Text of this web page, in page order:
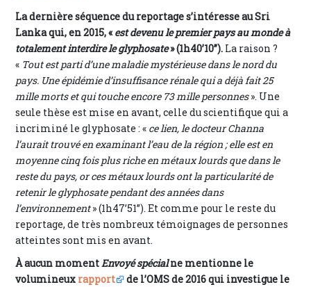
La dernière séquence du reportage s’intéresse au Sri
Lanka qui, en 2015, «est devenu le premier pays au monde à
totalement interdire le glyphosate» (1h40’10”). La raison ?
« Tout est parti d’une maladie mystérieuse dans le nord du
pays. Une épidémie d’insuffisance rénale qui a déjà fait 25
mille morts et qui touche encore 73 mille personnes». Une
seule thèse est mise en avant, celle du scientifique qui a
incriminé le glyphosate : « ce lien, le docteur Channa
l’aurait trouvé en examinant l’eau de la région ; elle est en
moyenne cinq fois plus riche en métaux lourds que dans le
reste du pays, or ces métaux lourds ont la particularité de
retenir le glyphosate pendant des années dans
l’environnement» (1h47’51”). Et comme pour le reste du
reportage, de très nombreux témoignages de personnes
atteintes sont mis en avant.
À aucun moment Envoyé spécialne mentionne le
volumineux rapport
de l’OMS de 2016 qui investigue le